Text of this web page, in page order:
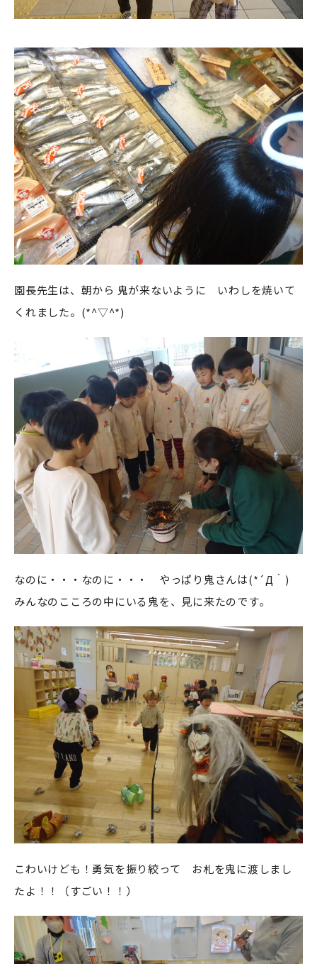
園長先生は、朝から 鬼が来ないように いわしを焼いて
くれました。(*^▽^*)
なのに・・・なのに・・・ やっぱり鬼さんは(*´Д｀)
みんなのこころの中にいる鬼を、見に来たのです。
こわいけども！勇気を振り絞って お札を鬼に渡しまし
たよ！！（すごい！！）